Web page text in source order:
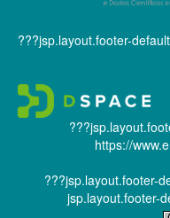
???jsp.layout.footer-
https://
???jsp.layout.footer-
jsp.layout.footer-